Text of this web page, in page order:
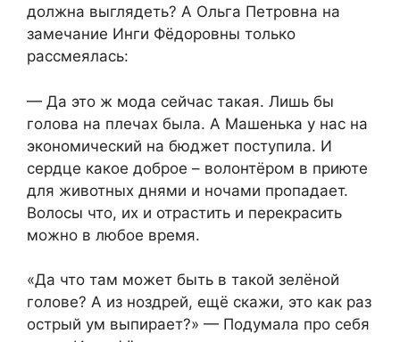
должна выглядеть? А Ольга Петровна на
замечание Инги Фёдоровны только
рассмеялась:
— Да это ж мода сейчас такая. Лишь бы
голова на плечах была. А Машенька у нас на
экономический на бюджет поступила. И
сердце какое доброе – волонтёром в приюте
для животных днями и ночами пропадает.
Волосы что, их и отрастить и перекрасить
можно в любое время.
«Да что там может быть в такой зелёной
голове? А из ноздрей, ещё скажи, это как раз
острый ум выпирает?» — Подумала про себя